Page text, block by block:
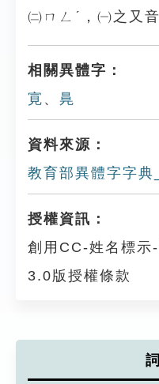
㈡ㄇㄥˊ，㈠之又音
相關異體字：
㝟 、 㫯
資料來源：
教育部異體字字典
授權資訊：
創用CC-姓名標示
3.0版授權條款